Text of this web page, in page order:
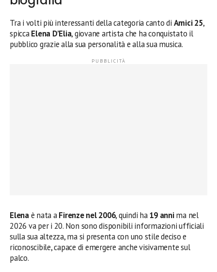
Tra i volti più interessanti della categoria canto di Amici 25,
spiccaElena D’Elia, giovane artista che ha conquistato il
pubblico grazie alla sua personalità e alla sua musica.
Elenaè nata aFirenze nel 2006, quindi ha19 annima nel
2026 va per i 20. Non sono disponibili informazioni ufficiali
sulla sua altezza, ma si presenta con uno stile deciso e
riconoscibile, capace di emergere anche visivamente sul
palco.